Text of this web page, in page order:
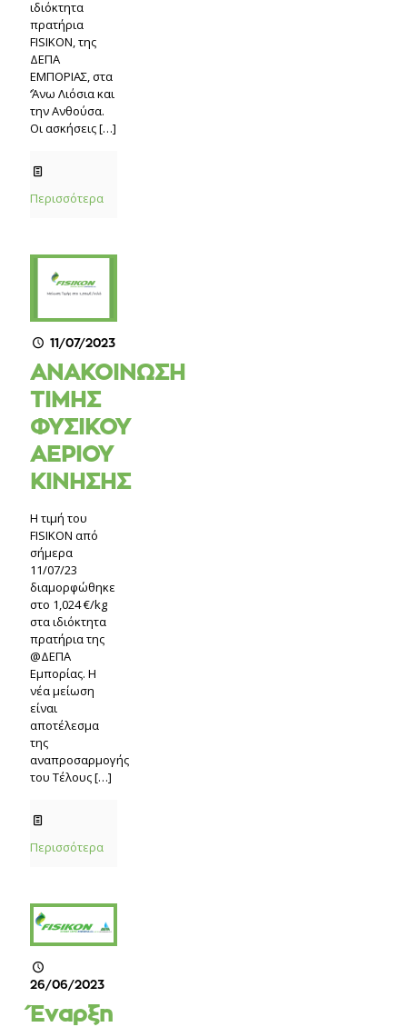
ιδιόκτητα
πρατήρια
FISIKON, της
ΔΕΠΑ
ΕΜΠΟΡΙΑΣ, στα
‘Άνω Λιόσια και
την Ανθούσα.
Οι ασκήσεις[…]
Περισσότερα
11/07/2023
ΑΝΑΚΟΙΝΩΣΗ
ΤΙΜΗΣ
ΦΥΣΙΚΟΥ
ΑΕΡΙΟΥ
ΚΙΝΗΣΗΣ
Η τιμή του
FISIKON από
σήμερα
11/07/23
διαμορφώθηκε
στο 1,024 €/kg
στα ιδιόκτητα
πρατήρια της
@ΔΕΠΑ
Εμπορίας. Η
νέα μείωση
είναι
αποτέλεσμα
της
αναπροσαρμογής
του Τέλους[…]
Περισσότερα
26/06/2023
Έναρξη